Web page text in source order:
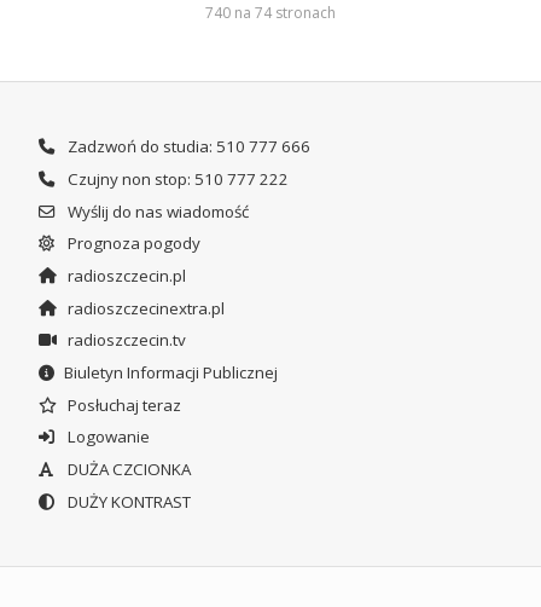
740 na 74 stronach
Zadzwoń do studia: 510 777 666
Czujny non stop: 510 777 222
Wyślij do nas wiadomość
Prognoza pogody
radioszczecin.pl
radioszczecinextra.pl
radioszczecin.tv
Biuletyn Informacji Publicznej
Posłuchaj teraz
Logowanie
DUŻA CZCIONKA
DUŻY KONTRAST